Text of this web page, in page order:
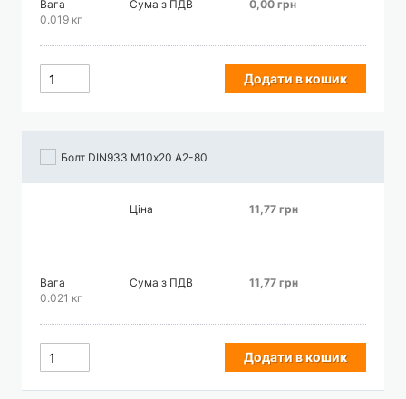
Вага
0.019 кг
Сума з ПДВ 0,00 грн
Додати в кошик
Болт DIN933 М10х20 А2-80
Ціна 11,77 грн
Вага
0.021 кг
Сума з ПДВ 11,77 грн
Додати в кошик